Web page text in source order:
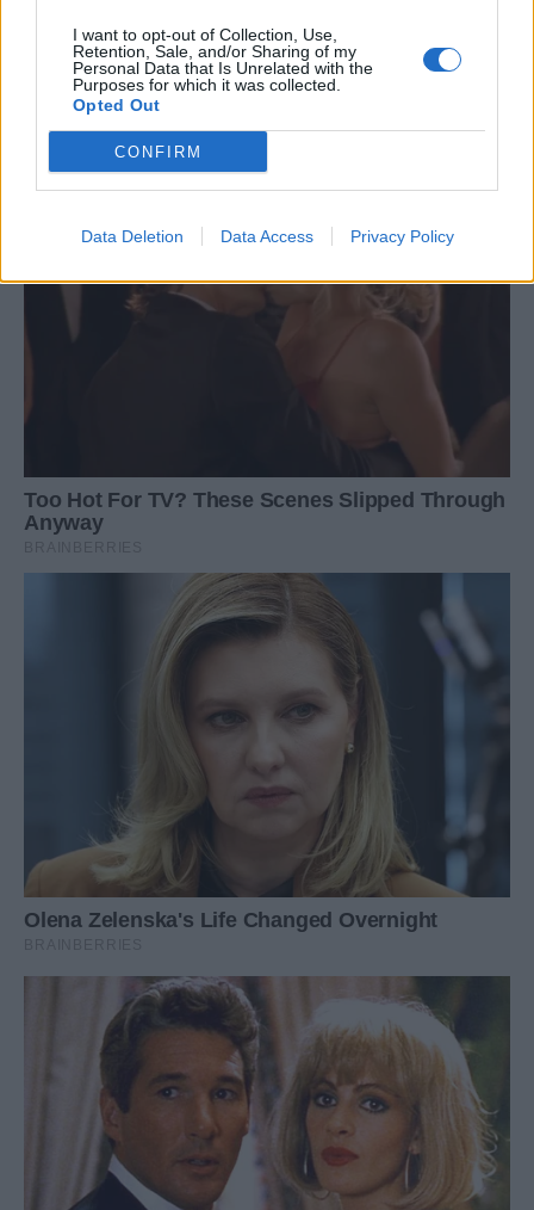
I want to opt-out of Collection, Use,
Retention, Sale, and/or Sharing of my
Personal Data that Is Unrelated with the
Purposes for which it was collected.
Opted Out
CONFIRM
Data Deletion Data Access Privacy Policy